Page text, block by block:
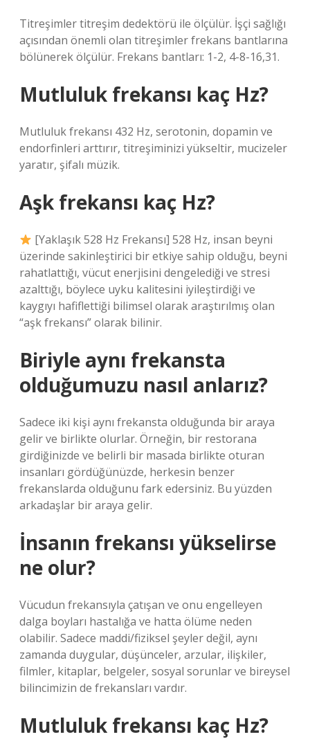
Titreşimler titreşim dedektörü ile ölçülür. İşçi sağlığı
açısından önemli olan titreşimler frekans bantlarına
bölünerek ölçülür. Frekans bantları: 1-2, 4-8-16,31.
Mutluluk frekansı kaç Hz?
Mutluluk frekansı 432 Hz, serotonin, dopamin ve
endorfinleri arttırır, titreşiminizi yükseltir, mucizeler
yaratır, şifalı müzik.
Aşk frekansı kaç Hz?
[Yaklaşık 528 Hz Frekansı] 528 Hz, insan beyni
üzerinde sakinleştirici bir etkiye sahip olduğu, beyni
rahatlattığı, vücut enerjisini dengelediği ve stresi
azalttığı, böylece uyku kalitesini iyileştirdiği ve
kaygıyı hafiflettiği bilimsel olarak araştırılmış olan
“aşk frekansı” olarak bilinir.
Biriyle aynı frekansta
olduğumuzu nasıl anlarız?
Sadece iki kişi aynı frekansta olduğunda bir araya
gelir ve birlikte olurlar. Örneğin, bir restorana
girdiğinizde ve belirli bir masada birlikte oturan
insanları gördüğünüzde, herkesin benzer
frekanslarda olduğunu fark edersiniz. Bu yüzden
arkadaşlar bir araya gelir.
İnsanın frekansı yükselirse
ne olur?
Vücudun frekansıyla çatışan ve onu engelleyen
dalga boyları hastalığa ve hatta ölüme neden
olabilir. Sadece maddi/fiziksel şeyler değil, aynı
zamanda duygular, düşünceler, arzular, ilişkiler,
filmler, kitaplar, belgeler, sosyal sorunlar ve bireysel
bilincimizin de frekansları vardır.
Mutluluk frekansı kaç Hz?